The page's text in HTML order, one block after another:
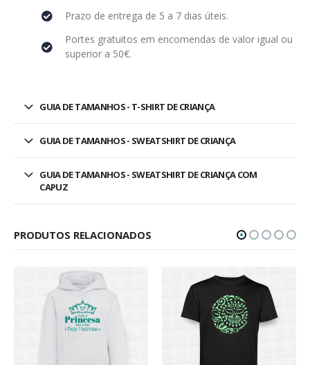
Prazo de entrega de 5 a 7 dias úteis.
Portes gratuitos em encomendas de valor igual ou
superior a 50€.
GUIA DE TAMANHOS - T-SHIRT DE CRIANÇA
GUIA DE TAMANHOS - SWEATSHIRT DE CRIANÇA
GUIA DE TAMANHOS - SWEATSHIRT DE CRIANÇA COM
CAPUZ
PRODUTOS RELACIONADOS